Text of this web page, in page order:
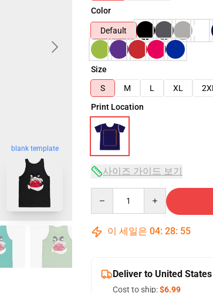
blank template
Color
Default
Size
S
M L XL 2XL
Print Location
사이즈 가이드 보기
이 세일은 04: 28: 54
Deliver to United States
Cost to ship:$6.99